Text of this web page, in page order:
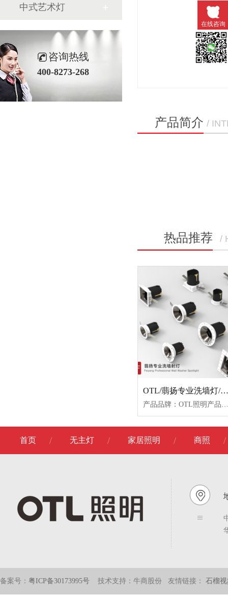
中式艺术灯
咨询热线
400-8273-268
产品简介 /
热品推荐 /
OTL/翡扬专业洗墙灯/OTL-WF-S9-7W-C
产品品牌：OTL照明产品名称：翡扬专业洗墙灯产品型号：OTL-WF-S9-7W-C色温：3000K/3500K/4000K颜色：钛空灰+米白
首页 无主灯 家居照明 商照
备案号： 粤ICP备30173995号 技术支持：牛商股份 友情链接： 石榴
在线咨询
微信扫一扫